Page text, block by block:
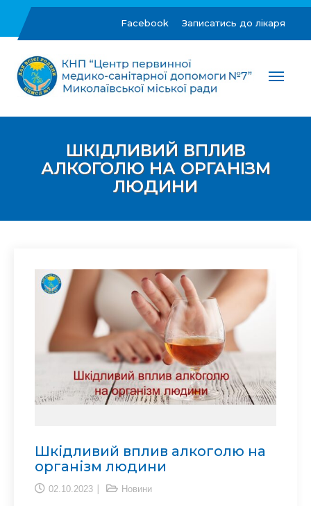
content
Facebook Записатись до лікаря
ЦПМСД №7 м.Миколаїв
первинної медико-санітарної допомоги №7"
ШКІДЛИВИЙ ВПЛИВ
АЛКОГОЛЮ НА ОРГАНІЗМ
ЛЮДИНИ
Шкідливий вплив алкоголю на
організм людини
02.10.2023 Новини